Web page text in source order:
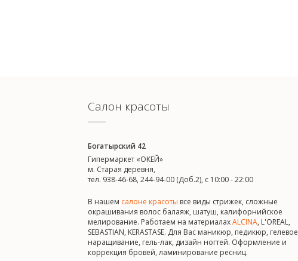
Салон красоты
Богатырский 42
Гипермаркет «ОКЕЙ»
м. Старая деревня,
тел. 938-46-68, 244-94-00 (Доб.2), c 10:00 - 22:00
В нашем салоне красоты все виды стрижек, сложные
окрашивания волос балаяж, шатуш, калифорнийское
мелирование. Работаем на материалахALCINA, L'OREAL,
SEBASTIAN, KERASTASE. Для Вас маникюр, педикюр, гелевое
наращивание, гель-лак, дизайн ногтей. Оформление и
коррекция бровей, ламинирование ресниц.